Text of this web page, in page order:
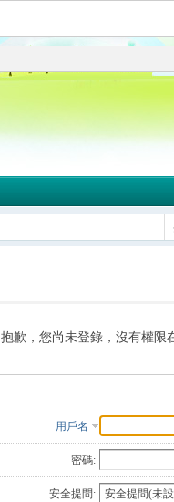
抱歉，您尚未登錄，沒有權限
用戶名
密碼:
安全提問: